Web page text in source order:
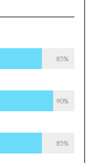
85%
90%
85%